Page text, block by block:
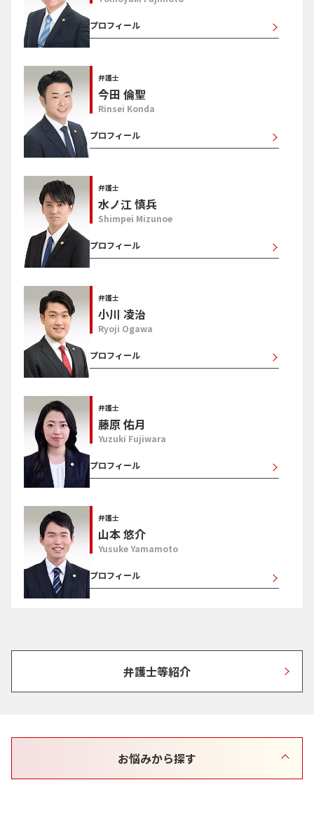
プロフィール
弁護士
今田 倫聖
Rinsei Konda
プロフィール
弁護士
水ノ江 慎兵
Shimpei Mizunoe
プロフィール
弁護士
小川 凌治
Ryoji Ogawa
プロフィール
弁護士
藤原 佑月
Yuzuki Fujiwara
プロフィール
弁護士
山本 悠介
Yusuke Yamamoto
プロフィール
弁護士等紹介
お悩みから探す